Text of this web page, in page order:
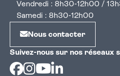
Vendredi : 8h30-12h00 /
Samedi : 8h30-12h00
Nous contacter
Suivez-nous sur nos réseaux
Facebook
Instagram
Youtube